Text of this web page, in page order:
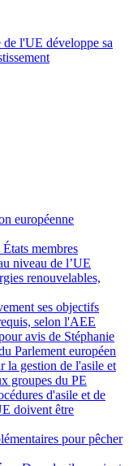
l'UE développe sa
européenne
membres
niveau de l’UE
renouvelables,
ses objectifs
selon l'AEE
avis de Stéphanie
Parlement européen
la gestion de l'asile et
groupes du PE
d'asile et de
doivent être
pour pêcher